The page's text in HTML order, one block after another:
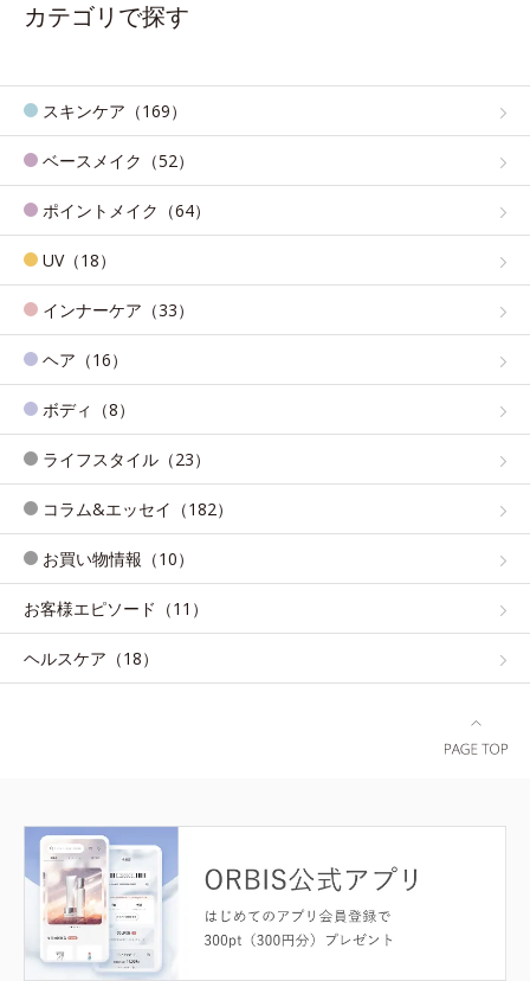
カテゴリで探す
スキンケア（169）
ベースメイク（52）
ポイントメイク（64）
UV（18）
インナーケア（33）
ヘア（16）
ボディ（8）
ライフスタイル（23）
コラム&エッセイ（182）
お買い物情報（10）
お客様エピソード（11）
ヘルスケア（18）